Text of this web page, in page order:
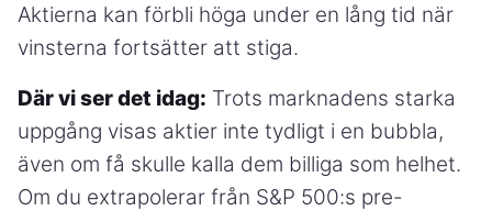
Aktierna kan förbli höga under en lång tid när
vinsterna fortsätter att stiga.
Där vi ser det idag: Trots marknadens starka
uppgång visas aktier inte tydligt i en bubbla,
även om få skulle kalla dem billiga som helhet.
Om du extrapolerar från S&P 500:s pre-